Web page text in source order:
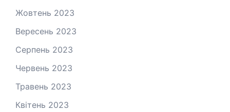
Жовтень 2023
Вересень 2023
Серпень 2023
Червень 2023
Травень 2023
Квітень 2023